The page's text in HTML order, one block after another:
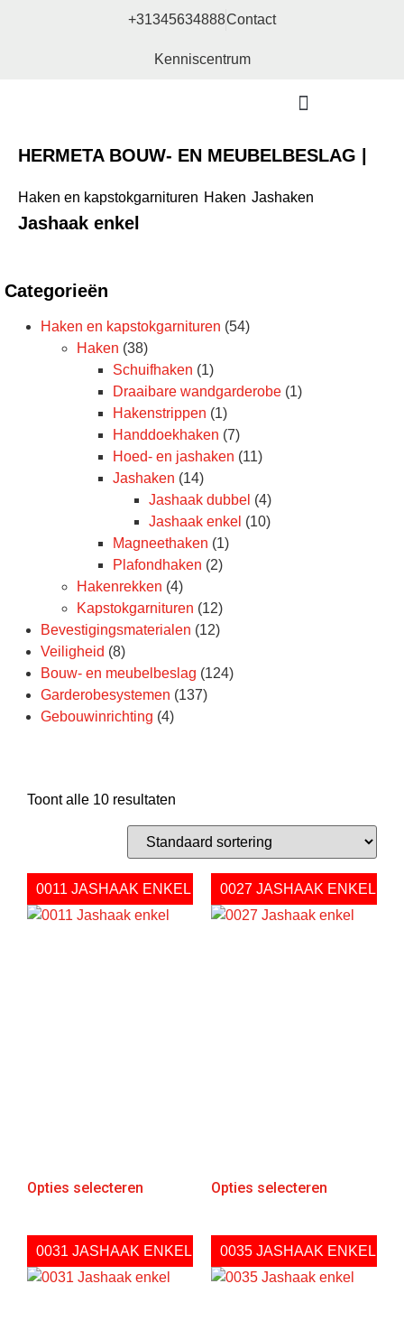
+31345634888Contact
Kenniscentrum
HERMETA BOUW- EN MEUBELBESLAG |
Haken en kapstokgarnituren Haken Jashaken
Jashaak enkel
Categorieën
Haken en kapstokgarnituren (54)
Haken (38)
Schuifhaken (1)
Draaibare wandgarderobe (1)
Hakenstrippen (1)
Handdoekhaken (7)
Hoed- en jashaken (11)
Jashaken (14)
Jashaak dubbel (4)
Jashaak enkel (10)
Magneethaken (1)
Plafondhaken (2)
Hakenrekken (4)
Kapstokgarnituren (12)
Bevestigingsmaterialen (12)
Veiligheid (8)
Bouw- en meubelbeslag (124)
Garderobesystemen (137)
Gebouwinrichting (4)
Toont alle 10 resultaten
0011 JASHAAK ENKEL
Opties selecteren
0027 JASHAAK ENKEL
Opties selecteren
0031 JASHAAK ENKEL 0035 JASHAAK ENKEL